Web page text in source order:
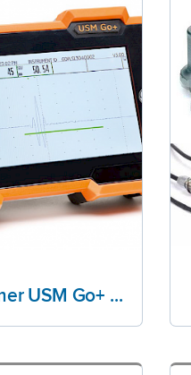
Krautkrämer USM Go+ Detector ultrasónico versátil